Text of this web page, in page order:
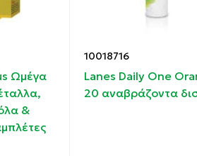
του ανοσοποιητικού
Ωμέγα
&
10018716
Lanes Daily One
20 αναβράζοντα